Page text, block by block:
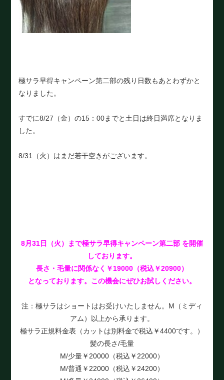
極サラ早得キャンペーン第二部の残り日数もあとわずかと
なりました。
すでに8/27（金）の15：00までと土日は終日満席となりま
した。
8/31（火）はまだ若干空きがございます。
8月31日（火）まで極サラ早得キャンペーン第二部 を開催
しております。
長さ・毛量に関係なく ￥19000（税込￥20900）
となっております。この機会にぜひお試しください。
注：極サラはショートはお受けいたしません。M（ミディ
アム）以上から承ります。
極サラ正規料金表（カットは別料金で税込￥4400です。）
髪の長さ/毛量
M/少量￥20000（税込￥22000）
M/普通￥22000（税込￥24200）